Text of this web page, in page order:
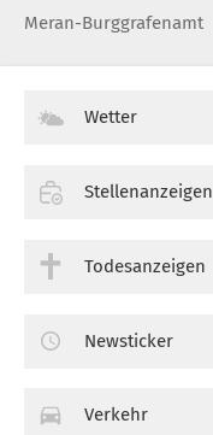
Meran-Burggrafenamt
Wetter
Stellenanzeigen
Todesanzeigen
Newsticker
Verkehr